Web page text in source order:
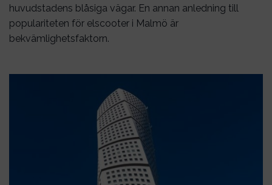
huvudstadens blåsiga vägar. En annan anledning till
populariteten för elscooter i Malmö är
bekvämlighetsfaktorn.